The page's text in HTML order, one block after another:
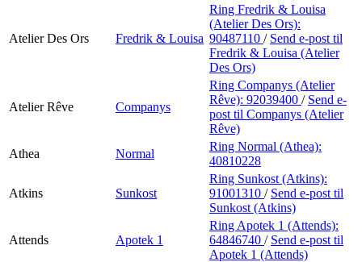
Atelier Des Ors Fredrik & Louisa
Ring Fredrik & Louisa
(Atelier Des Ors):
90487110 / Send e-post til
Fredrik & Louisa (Atelier
Des Ors)
Atelier Rêve Companys
Ring Companys (Atelier
Rêve): 92039400 / Send e-
post til Companys (Atelier
Rêve)
Athea
Normal
Ring Normal (Athea):
40810228
Atkins Sunkost
Ring Sunkost (Atkins):
91001310 / Send e-post til
Sunkost (Atkins)
Attends Apotek 1
Ring Apotek 1 (Attends):
64846740 / Send e-post til
Apotek 1 (Attends)